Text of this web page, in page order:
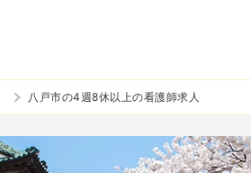
八戸市の4週8休以上の看護師求人